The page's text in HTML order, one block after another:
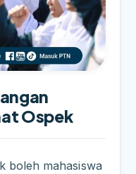
Ospek
boleh mahasiswa